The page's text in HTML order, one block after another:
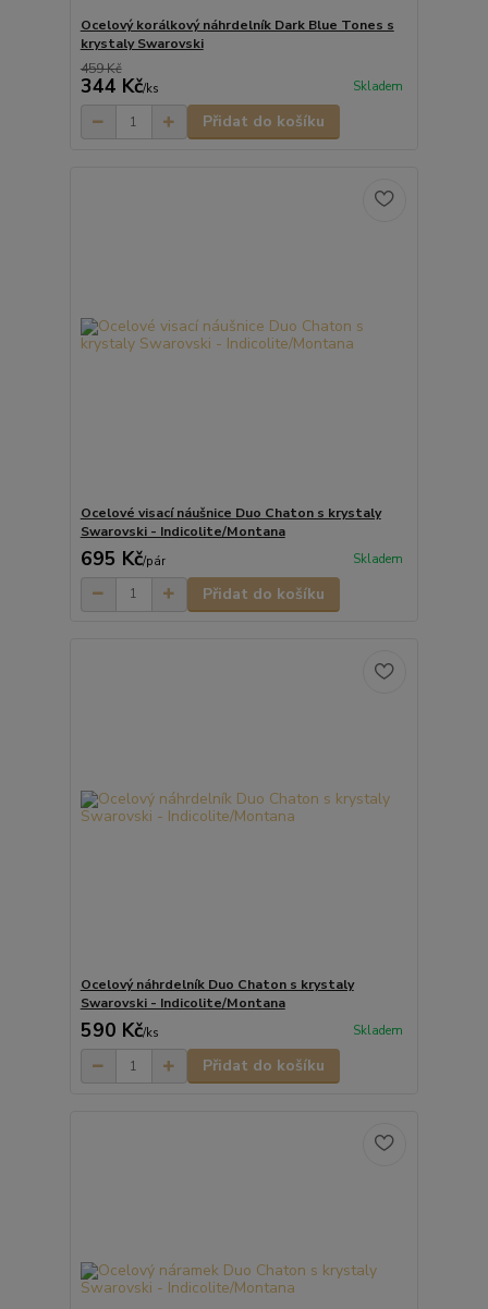
Ocelový korálkový náhrdelník Dark Blue Tones s
krystaly Swarovski
459 Kč
344 Kč/ks Skladem
Přidat do košíku
Ocelové visací náušnice Duo Chaton s krystaly
Swarovski - Indicolite/Montana
695 Kč/pár Skladem
Přidat do košíku
Ocelový náhrdelník Duo Chaton s krystaly
Swarovski - Indicolite/Montana
590 Kč/ks Skladem
Přidat do košíku